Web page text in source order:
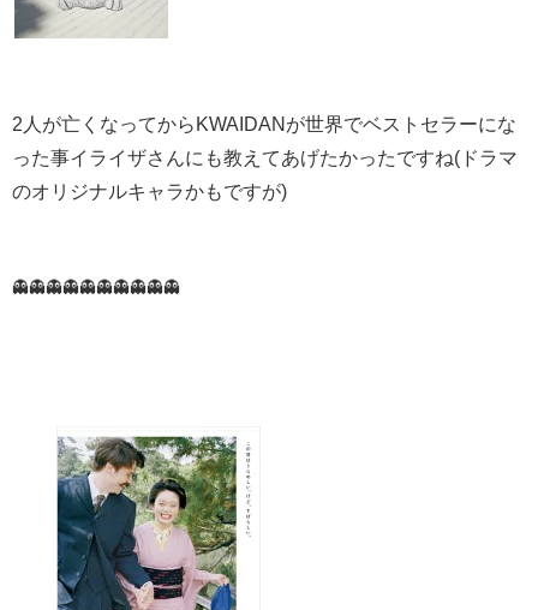
2人が亡くなってからKWAIDANが世界でベストセラーにな
った事イライザさんにも教えてあげたかったですね(ドラマ
のオリジナルキャラかもですが)
👻👻👻👻👻👻👻👻👻👻